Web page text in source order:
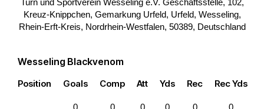
Turn und Sportverein Wesseling e.V. Geschäftsstelle, 102,
Kreuz-Knippchen, Gemarkung Urfeld, Urfeld, Wesseling,
Rhein-Erft-Kreis, Nordrhein-Westfalen, 50389, Deutschland
Wesseling Blackvenom
Position Goals Comp Att Yds Rec Rec Yds